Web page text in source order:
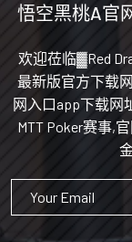
悟空黑桃A官
欢迎莅临▓Red
最新版官方下载
网入口app下载网
MTT Poker赛事,